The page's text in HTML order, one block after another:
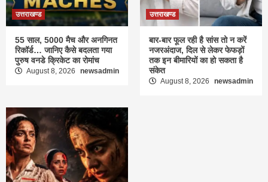
उत्तराखण्ड
55 साल, 5000 मैच और अनगिनत
रिकॉर्ड… जानिए कैसे बदलता गया
पुरुष वनडे क्रिकेट का रोमांच
August 8, 2026 newsadmin
उत्तराखण्ड
बार-बार फूल रही है सांस तो न करें
नजरअंदाज, दिल से लेकर फेफड़ों
तक इन बीमारियों का हो सकता है
संकेत
August 8, 2026 newsadmin